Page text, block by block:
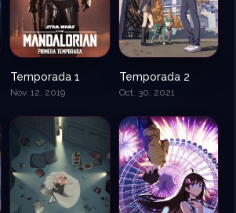
Temporada 1
Nov. 12, 2019
Temporada 2
Oct. 30, 2021